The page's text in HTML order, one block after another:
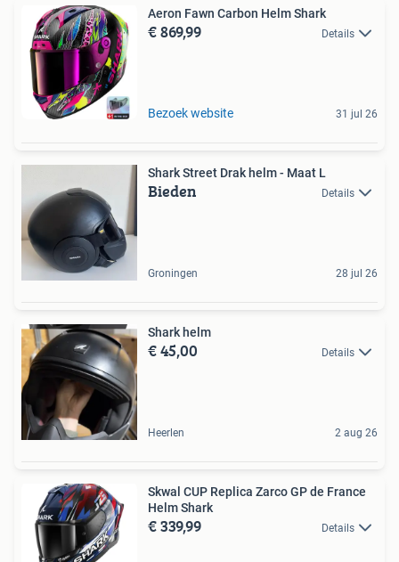
Aeron Fawn Carbon Helm Shark
€ 869,99 Details
Bezoek website 31 jul 26
Shark Street Drak helm - Maat L
Bieden Details
Groningen 28 jul 26
Shark helm
€ 45,00 Details
Heerlen 2 aug 26
Skwal CUP Replica Zarco GP de France
Helm Shark
€ 339,99 Details